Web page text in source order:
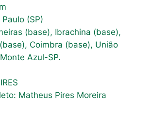
(SP)
(base), Ibrachina (base),
Coimbra (base), União
Azul-SP.
Matheus Pires Moreira